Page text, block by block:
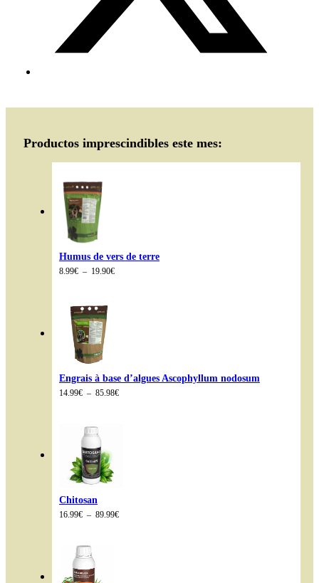
Productos imprescindibles este mes:
Humus de vers de terre
8.99€ – 19.90€Plage
Engrais à base d’algues Ascophyllum nodosum
14.99€ – 85.98€Plage
Chitosan
16.99€ – 89.99€Plage